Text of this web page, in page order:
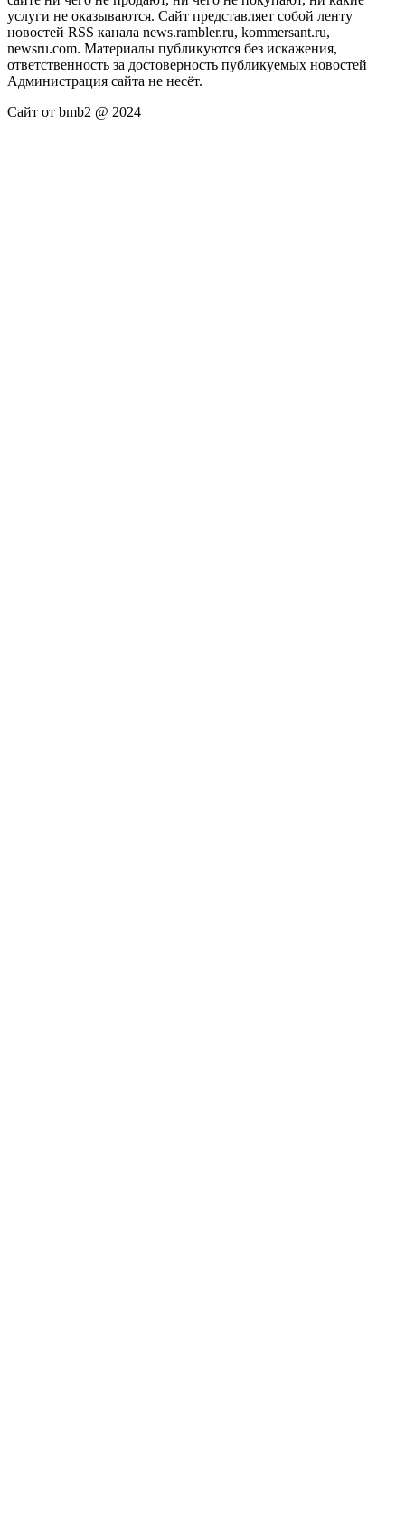
услуги не оказываются. Сайт представляет собой ленту
новостей RSS канала news.rambler.ru, kommersant.ru,
newsru.com. Материалы публикуются без искажения,
ответственность за достоверность публикуемых новостей
Администрация сайта не несёт.
Сайт от bmb2 @ 2024